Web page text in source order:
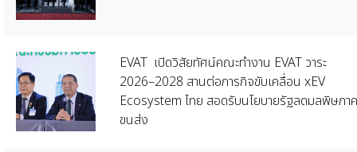
EVAT เปิดวิสัยทัศน์คณะทำงาน EVAT วาระ
2026–2028 สานต่อภารกิจขับเคลื่อน xEV
Ecosystem ไทย สอดรับนโยบายรัฐลดมลพิษภาค
ขนส่ง